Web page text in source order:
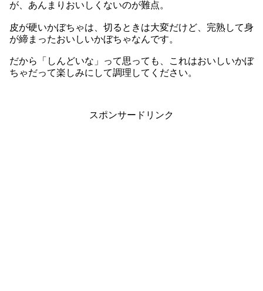
が、あんまりおいしくないのが難点。
皮が硬いかぼちゃは、切るときは大変だけど、完熟して身
が締まったおいしいかぼちゃなんです。
だから「しんどいな」って思っても、これはおいしいかぼ
ちゃだって楽しみにして調理してください。
スポンサードリンク